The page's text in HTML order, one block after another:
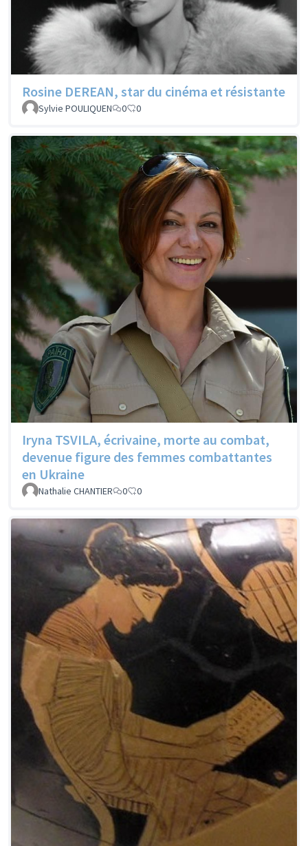
Rosine DEREAN, star du cinéma et résistante
Sylvie POULIQUEN 0 0
Iryna TSVILA, écrivaine, morte au combat,
devenue figure des femmes combattantes
en Ukraine
Nathalie CHANTIER 0 0